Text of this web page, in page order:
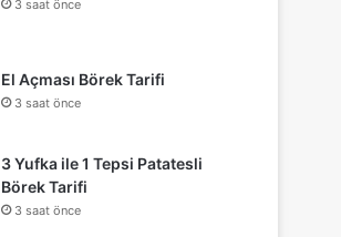
3 saat önce
El Açması Börek Tarifi
3 saat önce
3 Yufka ile 1 Tepsi Patatesli
Börek Tarifi
3 saat önce